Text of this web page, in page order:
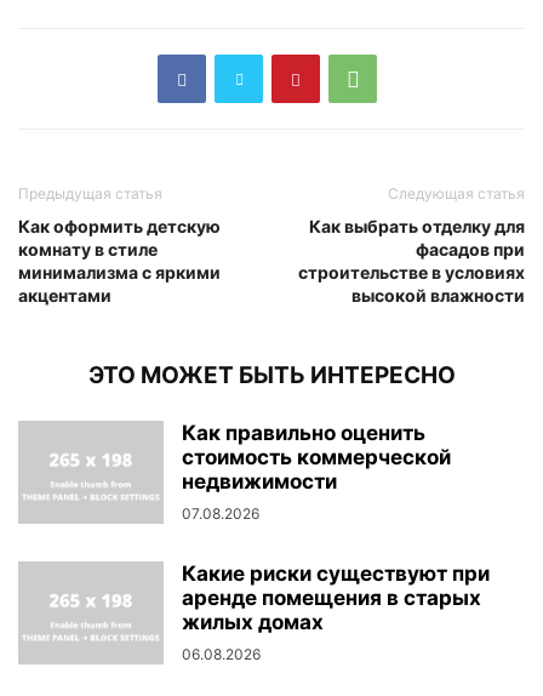
Предыдущая статья
Как оформить детскую
комнату в стиле
минимализма с яркими
акцентами
Следующая статья
Как выбрать отделку для
фасадов при
строительстве в условиях
высокой влажности
ЭТО МОЖЕТ БЫТЬ ИНТЕРЕСНО
Как правильно оценить
стоимость коммерческой
недвижимости
07.08.2026
Какие риски существуют при
аренде помещения в старых
жилых домах
06.08.2026